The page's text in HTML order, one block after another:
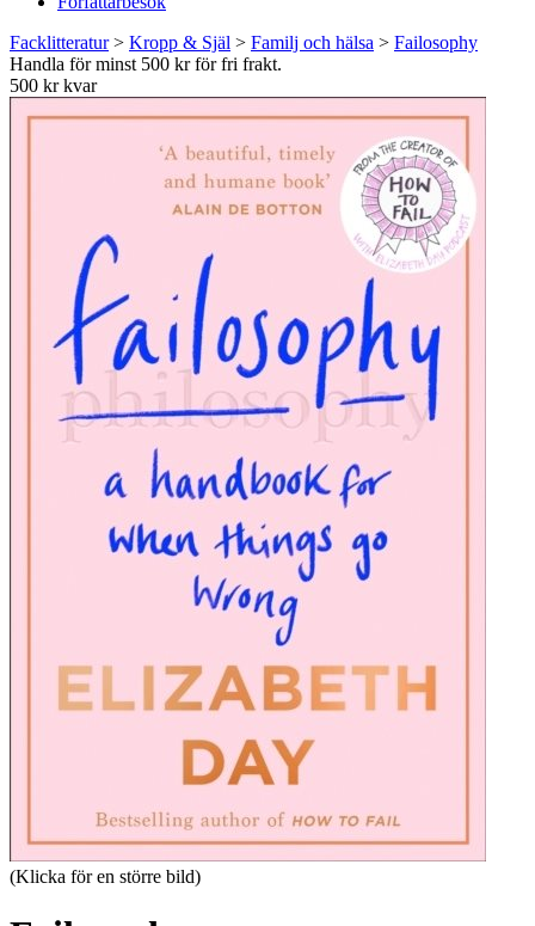
Facklitteratur> Kropp & Själ > Familj och hälsa > Failosophy
Handla för minst 500 kr för fri frakt.
500 kr kvar
(Klicka för en större bild)